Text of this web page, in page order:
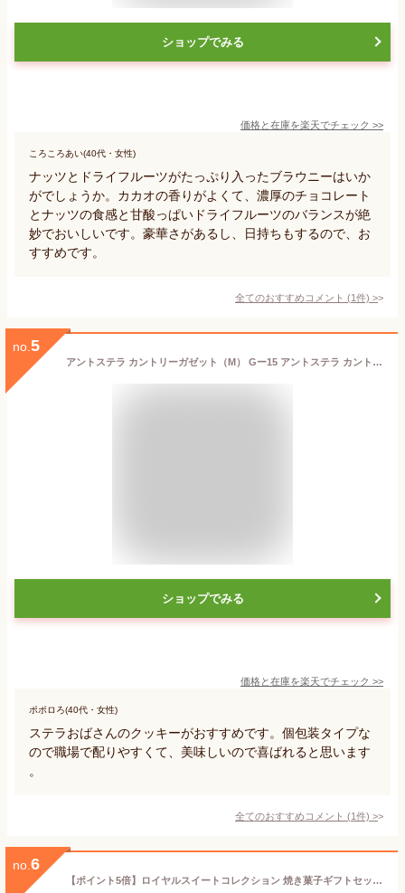
ショップでみる
価格と在庫を楽天でチェック >>
ころころあい(40代・女性)
ナッツとドライフルーツがたっぷり入ったブラウニーはいか
がでしょうか。カカオの香りがよくて、濃厚のチョコレート
とナッツの食感と甘酸っぱいドライフルーツのバランスが絶
妙でおいしいです。豪華さがあるし、日持ちもするので、お
すすめです。
全てのおすすめコメント (1件) >
no. 5
アントステラ カントリーガゼット（M） Gー15 アントステラ カントリーガゼット ステラおばさんのクッキー S M クッキー 詰め合わせ ギフト 焼き菓子 お菓子 ギフト プレゼント
ショップでみる
価格と在庫を楽天でチェック >>
ポポロろ(40代・女性)
ステラおばさんのクッキーがおすすめです。個包装タイプな
ので職場で配りやすくて、美味しいので喜ばれると思います
。
全てのおすすめコメント (1件) >
no. 6
【ポイント5倍】ロイヤルスイートコレクション 焼き菓子ギフトセット【出産内祝い 内祝い お祝い】【出産祝い お返し 返礼】【焼菓子 クッキーセット 焼き菓子セット スイーツギフト スイーツセット 結婚内祝い 人気 スイーツ】【送料無料 送料込み】